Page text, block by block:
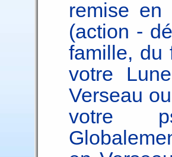
remise en
(action -
famille, du
votre
Verseau
votre